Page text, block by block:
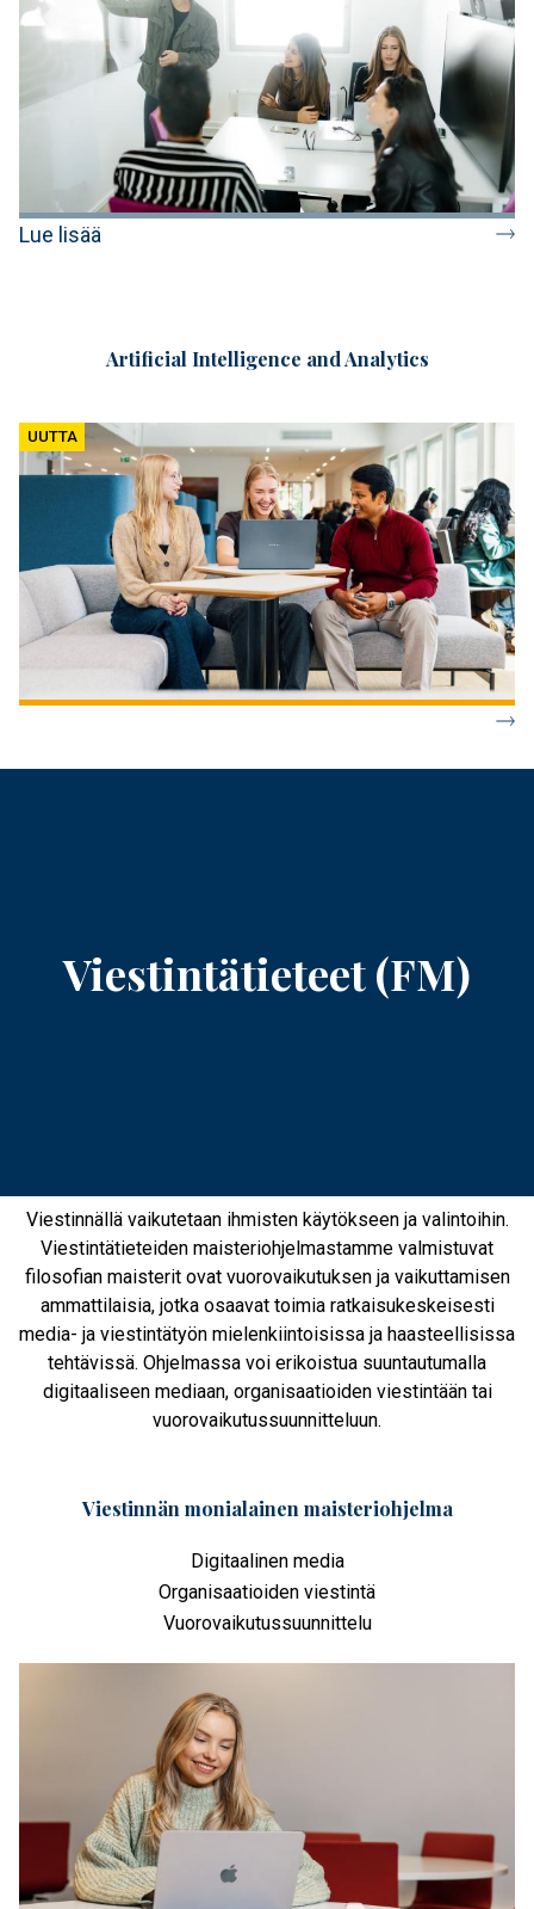
Lue lisää
Artificial Intelligence and Analytics
UUTTA
Viestintätieteet (FM)
Viestinnällä vaikutetaan ihmisten käytökseen ja valintoihin.
Viestintätieteiden maisteriohjelmastamme valmistuvat
filosofian maisterit ovat vuorovaikutuksen ja vaikuttamisen
ammattilaisia, jotka osaavat toimia ratkaisukeskeisesti
media- ja viestintätyön mielenkiintoisissa ja haasteellisissa
tehtävissä. Ohjelmassa voi erikoistua suuntautumalla
digitaaliseen mediaan, organisaatioiden viestintään tai
vuorovaikutussuunnitteluun.
Viestinnän monialainen maisteriohjelma
Digitaalinen media
Organisaatioiden viestintä
Vuorovaikutussuunnittelu